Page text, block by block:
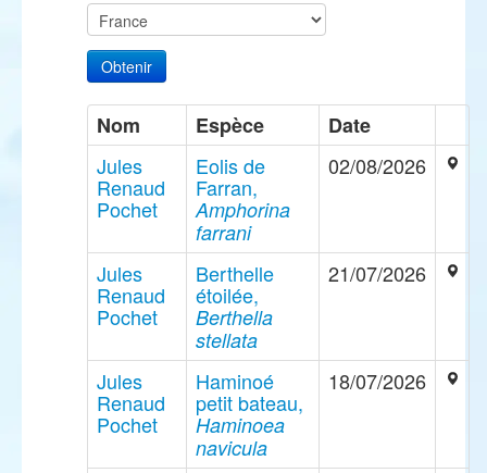
Nom Espèce
Date
Jules
Renaud
Pochet
Eolis de
Farran,
Amphorina
farrani
02/08/2026
Jules
Renaud
Pochet
Berthelle
étoilée,
Berthella
stellata
21/07/2026
Jules
Renaud
Pochet
Haminoé
petit bateau,
Haminoea
navicula
18/07/2026